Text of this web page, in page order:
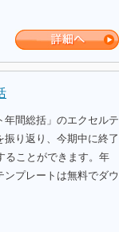
間総括」のエクセルテ
り返り、今期中に終了
ることができます。年
プレートは無料でダウ